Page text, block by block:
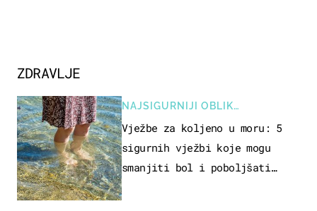
ZDRAVLJE
NAJSIGURNIJI OBLIK
REKREACIJE
Vježbe za koljeno u moru: 5
sigurnih vježbi koje mogu
smanjiti bol i poboljšati